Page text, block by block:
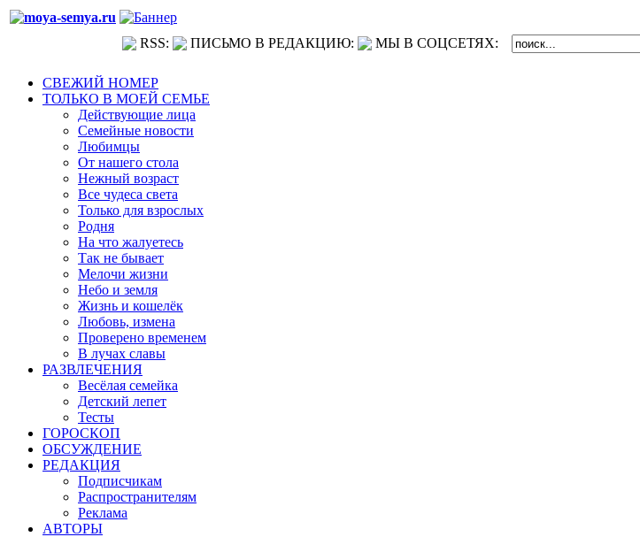
RSS: ПИСЬМО В РЕДАКЦИЮ: МЫ В СОЦСЕТЯХ:
СВЕЖИЙ НОМЕР
ТОЛЬКО В МОЕЙ СЕМЬЕ
Действующие лица
Семейные новости
Любимцы
От нашего стола
Нежный возраст
Все чудеса света
Только для взрослых
Родня
На что жалуетесь
Так не бывает
Мелочи жизни
Небо и земля
Жизнь и кошелёк
Любовь, измена
Проверено временем
В лучах славы
РАЗВЛЕЧЕНИЯ
Весёлая семейка
Детский лепет
Тесты
ГОРОСКОП
ОБСУЖДЕНИЕ
РЕДАКЦИЯ
Подписчикам
Распространителям
Реклама
АВТОРЫ